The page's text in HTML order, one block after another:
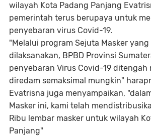
wilayah Kota Padang Panjang
pemerintah terus berupaya untuk
penyebaran virus Covid-19.
"Melalui program Sejuta Masker
dilaksanakan, BPBD Provinsi
penyebaran Virus Covid-19 ditengah
diredam semaksimal mungkin"
Evatrisna juga menyampaikan,
Masker ini, kami telah
Ribu lembar masker untuk wilayah
Panjang"